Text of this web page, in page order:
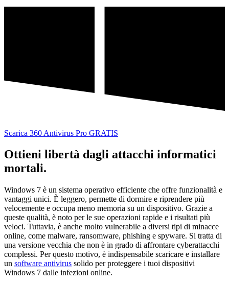
Scarica 360 Antivirus Pro GRATIS
Ottieni libertà dagli attacchi informatici
mortali.
Windows 7 è un sistema operativo efficiente che offre funzionalità e
vantaggi unici. È leggero, permette di dormire e riprendere più
velocemente e occupa meno memoria su un dispositivo. Grazie a
queste qualità, è noto per le sue operazioni rapide e i risultati più
veloci. Tuttavia, è anche molto vulnerabile a diversi tipi di minacce
online, come malware, ransomware, phishing e spyware. Si tratta di
una versione vecchia che non è in grado di affrontare cyberattacchi
complessi. Per questo motivo, è indispensabile scaricare e installare
un software antivirus solido per proteggere i tuoi dispositivi
Windows 7 dalle infezioni online.